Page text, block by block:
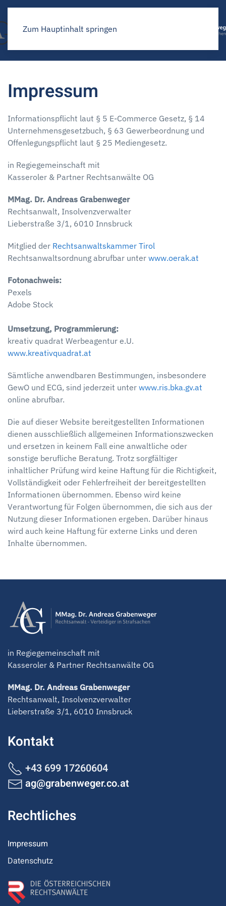
Zum Hauptinhalt springen
Impressum
Informationspflicht laut § 5 E-Commerce Gesetz, § 14
Unternehmensgesetzbuch, § 63 Gewerbeordnung und
Offenlegungspflicht laut § 25 Mediengesetz.
in Regiegemeinschaft mit
Kasseroler & Partner Rechtsanwälte OG
MMag. Dr. Andreas Grabenweger
Rechtsanwalt, Insolvenzverwalter
Lieberstraße 3/1, 6010 Innsbruck
Mitglied der Rechtsanwaltskammer Tirol
Rechtsanwaltsordnung abrufbar unter www.oerak.at
Fotonachweis:
Pexels
Adobe Stock
Umsetzung, Programmierung:
kreativ quadrat Werbeagentur e.U.
www.kreativquadrat.at
Sämtliche anwendbaren Bestimmungen, insbesondere
GewO und ECG, sind jederzeit unter www.ris.bka.gv.at
online abrufbar.
Die auf dieser Website bereitgestellten Informationen
dienen ausschließlich allgemeinen Informationszwecken
und ersetzen in keinem Fall eine anwaltliche oder
sonstige berufliche Beratung. Trotz sorgfältiger
inhaltlicher Prüfung wird keine Haftung für die Richtigkeit,
Vollständigkeit oder Fehlerfreiheit der bereitgestellten
Informationen übernommen. Ebenso wird keine
Verantwortung für Folgen übernommen, die sich aus der
Nutzung dieser Informationen ergeben. Darüber hinaus
wird auch keine Haftung für externe Links und deren
Inhalte übernommen.
in Regiegemeinschaft mit
Kasseroler & Partner Rechtsanwälte OG
MMag. Dr. Andreas Grabenweger
Rechtsanwalt, Insolvenzverwalter
Lieberstraße 3/1, 6010 Innsbruck
Kontakt
+43 699 17260604
ag@grabenweger.co.at
Rechtliches
Impressum
Datenschutz